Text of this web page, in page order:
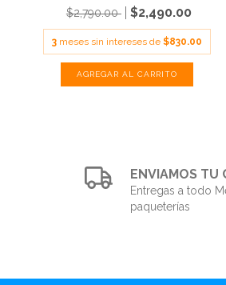
$2,790.00 $2,490.00
3 meses sin intereses de $830.00
ENVIAMOS TU
Entregas a todo
paqueterías